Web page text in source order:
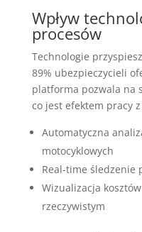
Wpływ
procesów
Technologie
89% ubezpieczycieli
platforma pozwala na
co jest efektem pracy z
Automatyczna
motocyklowych
Real-time śledzenie
Wizualizacja
rzeczywistym